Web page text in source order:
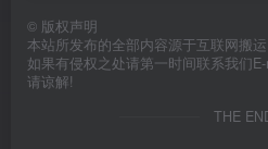
© 版权声明
本站所发布的全部内容源于互联网搬
如果有侵权之处请第一时间联系我们
请谅解!
THE